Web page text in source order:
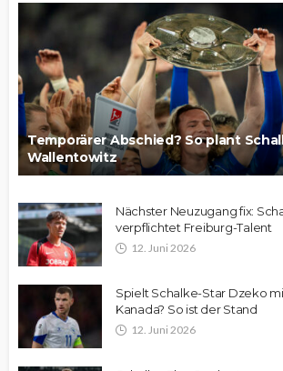
Temporärer Abschied? So plant
Wallentowitz
Nächster Neuzugang fix:
verpflichtet Freiburg-Talent
12. Juni 2026
Spielt Schalke-Star Dzeko
Kanada? So ist der Stand
12. Juni 2026